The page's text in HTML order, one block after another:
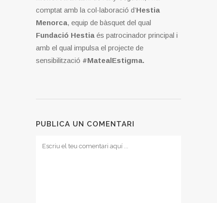
comptat amb la col·laboració d’Hestia
Menorca, equip de bàsquet del qual
Fundació Hestia és patrocinador principal i
amb el qual impulsa el projecte de
sensibilització #MatealEstigma.
PUBLICA UN COMENTARI